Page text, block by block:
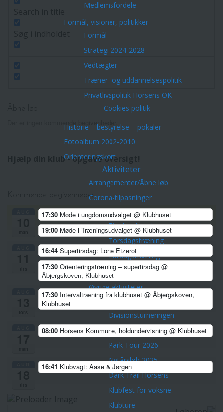
Medlemsfordele
Formål, visioner, politikker
Formål
Strategi 2024-2028
Vedtægter
Træner- og uddannelsespolitik
Privatlivspolitik Horsens OK
Cookies politik
Historie – bestyrelse – pokaler
Fotoalbum 2002-2010
Orienteringskort
Aktiviteter
Arrangementer/Åbne løb
Corona-tilpasninger
Træninger
Tirsdagstræning
Torsdagstræning
Lørdagstræning
Teknisk træning
Øvrige aktiviteter
Championpokalen
Divisionsturneringen
Klubmesterskaber
Park Tour 2026
Nytårsløb 2025
Dark Trail Horsens
Klubfest for voksne
Klubture
Der er ingen kommende begivenheder.
Hjælp din klub - opgave oversigt!
Kommende begivenheder
17:30 Møde i ungdomsudvalget @ Klubhuset
19:00 Møde i Træningsudvalget @ Klubhuset
16:44 Supertirsdag: Lone Etzerot
17:30 Orienteringstræning – supertirsdag @
Åbjergskoven, Klubhuset
17:30 Intervaltræning fra klubhuset @ Åbjergskoven,
Klubhuset
08:00 Horsens Kommune, holdundervisning @ Klubhuset
16:41 Klubvagt: Aase & Jørgen